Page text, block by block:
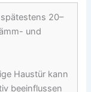
20–
und
Haustür kann
beeinflussen